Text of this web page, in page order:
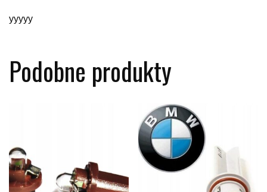
yyyyy
Podobne produkty